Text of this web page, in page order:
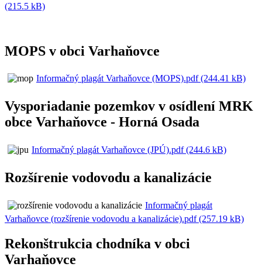
(215.5 kB)
MOPS v obci Varhaňovce
Informačný plagát Varhaňovce (MOPS).pdf (244.41 kB)
Vysporiadanie pozemkov v osídlení MRK
obce Varhaňovce - Horná Osada
Informačný plagát Varhaňovce (JPÚ).pdf (244.6 kB)
Rozšírenie vodovodu a kanalizácie
Informačný plagát
Varhaňovce (rozšírenie vodovodu a kanalizácie).pdf (257.19 kB)
Rekonštrukcia chodníka v obci
Varhaňovce